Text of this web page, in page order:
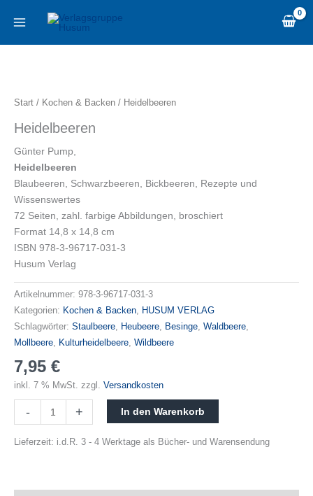
Inhalt
Start / Kochen & Backen / Heidelbeeren
Heidelbeeren
Günter Pump,
Heidelbeeren
Blaubeeren, Schwarzbeeren, Bickbeeren, Rezepte und
Wissenswertes
72 Seiten, zahl. farbige Abbildungen, broschiert
Format 14,8 x 14,8 cm
ISBN 978-3-96717-031-3
Husum Verlag
Artikelnummer: 978-3-96717-031-3
Kategorien: Kochen & Backen, HUSUM VERLAG
Schlagwörter: Staulbeere, Heubeere, Besinge, Waldbeere,
Mollbeere, Kulturheidelbeere, Wildbeere
7,95 €
inkl. 7 % MwSt. zzgl. Versandkosten
- + In den Warenkorb
Lieferzeit: i.d.R. 3 - 4 Werktage als Bücher- und Warensendung